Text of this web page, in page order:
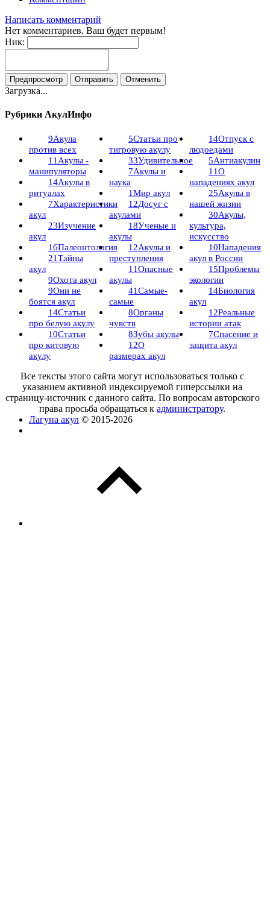
Написать комментарий
Нет комментариев. Ваш будет первым!
Ник:
Загрузка...
Рубрики АкулИнфо
9Акула
против всех
11 Акулы -
манипуляторы
14Акулы в
ритуалах
7Характеристики
акул
23Изучение
акул
16Палеонтология
21Тайны
акул
9Охота акул
9Они не
боятся акул
14Статьи
про белую акулу
10Статьи
про китовую
акулу
5Статьи про
тигровую акулу
33Удивительное
7Акулы и
наука
1Мир акул
12Досуг с
акулами
18Ученые и
акулы
12Акулы и
преступления
11Опасные
акулы
41Самые-
самые
8Органы
чувств
8Зубы акулы
12О
размерах акул
14Отпуск с
людоедами
5Антиакулин
11О
нападениях акул
25Акулы в
нашей жизни
30Акулы,
культура,
искусство
10Нападения
акул в России
15Проблемы
экологии
14Биология
акул
12Реальные
истории атак
7Спасение и
защита акул
Все тексты этого сайта могут использоваться только с
указанием активной индексируемой гиперссылки на
страницу-источник с данного сайта. По вопросам авторского
права просьба обращаться кадминистратору.
Лагуна акул © 2015-2026